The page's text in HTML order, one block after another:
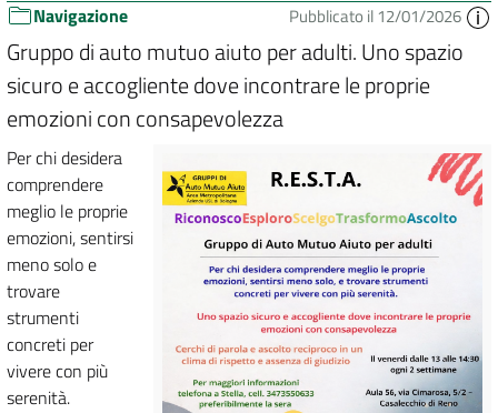
Navigazione Pubblicato il 12/01/2026
Gruppo di auto mutuo aiuto per adulti. Uno spazio
sicuro e accogliente dove incontrare le proprie
emozioni con consapevolezza
Per chi desidera
comprendere
meglio le proprie
emozioni, sentirsi
meno solo e
trovare
strumenti
concreti per
vivere con più
serenità.